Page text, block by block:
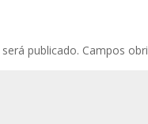
publicado. Campos